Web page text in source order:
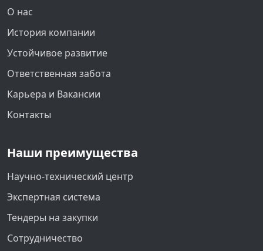
О нас
История компании
Устойчивое развитие
Ответственная забота
Карьера и Вакансии
Контакты
Наши преимущества
Научно-технический центр
Экспертная система
Тендеры на закупки
Сотрудничество